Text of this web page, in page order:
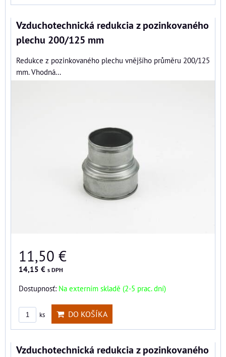
Vzduchotechnická redukcia z pozinkovaného
plechu 200/125 mm
Redukce z pozinkovaného plechu vnějšího průměru 200/125
mm. Vhodná...
11,50 €
14,15 € s DPH
Dostupnosť: Na externím skladě (2-5 prac. dní)
ks DO KOŠÍKA
Vzduchotechnická redukcia z pozinkovaného